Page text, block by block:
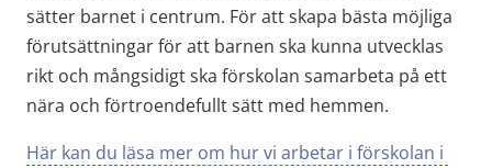
sätter barnet i centrum. För att skapa bästa möjliga
förutsättningar för att barnen ska kunna utvecklas
rikt och mångsidigt ska förskolan samarbeta på ett
nära och förtroendefullt sätt med hemmen.
Här kan du läsa mer om hur vi arbetar i förskolan i